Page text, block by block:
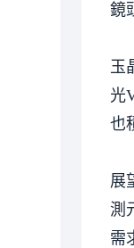
鏡
玉
光
也
展
測
需